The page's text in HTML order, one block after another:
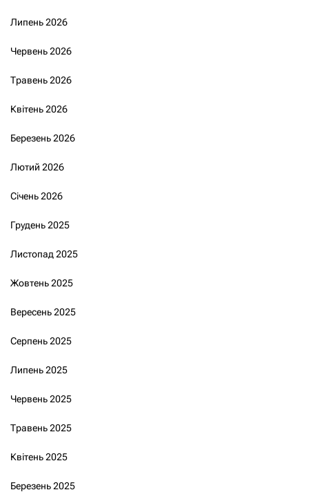
Липень 2026
Червень 2026
Травень 2026
Квітень 2026
Березень 2026
Лютий 2026
Січень 2026
Грудень 2025
Листопад 2025
Жовтень 2025
Вересень 2025
Серпень 2025
Липень 2025
Червень 2025
Травень 2025
Квітень 2025
Березень 2025